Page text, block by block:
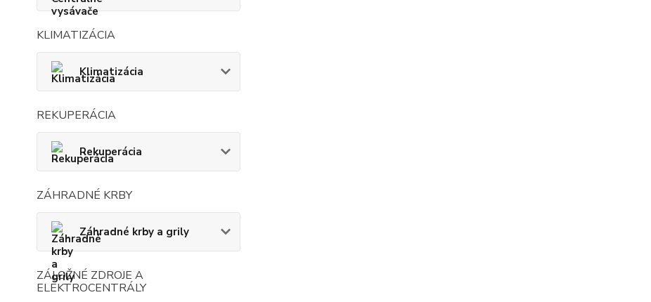
KLIMATIZÁCIA
Klimatizácia
REKUPERÁCIA
Rekuperácia
ZÁHRADNÉ KRBY
Záhradné krby a grily
ZÁLOŽNÉ ZDROJE A
ELEKTROCENTRÁLY